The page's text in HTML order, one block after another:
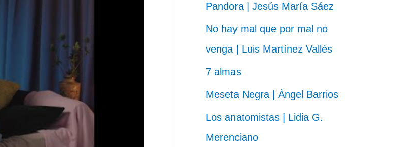
Pandora | Jesús María Sáez
No hay mal que por mal no
venga | Luis Martínez Vallés
7 almas
Meseta Negra | Ángel Barrios
Los anatomistas | Lidia G.
Merenciano